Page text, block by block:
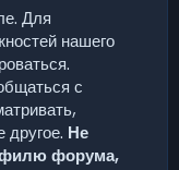
Для
нашего
с
другое. Не
форума,